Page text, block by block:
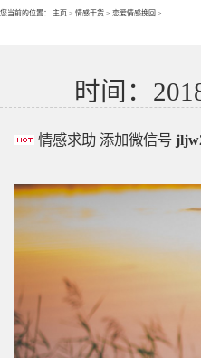
您当前的位置： 主页 > 情感干货 > 恋爱情感挽回 >
时间：
情感求助 添加微信号